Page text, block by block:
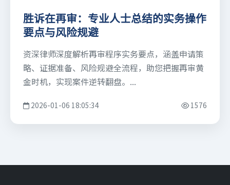
胜诉在再审：专业人士总结的实务操作
要点与风险规避
资深律师深度解析再审程序实务要点，涵盖申请策
略、证据准备、风险规避全流程，助您把握再审黄
金时机，实现案件逆转翻盘。...
2026-01-06 18:05:34 1576